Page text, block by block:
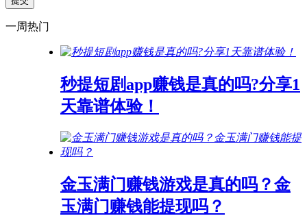
一周热门
秒提短剧app赚钱是真的吗?分享1
天靠谱体验！
金玉满门赚钱游戏是真的吗？金
玉满门赚钱能提现吗？